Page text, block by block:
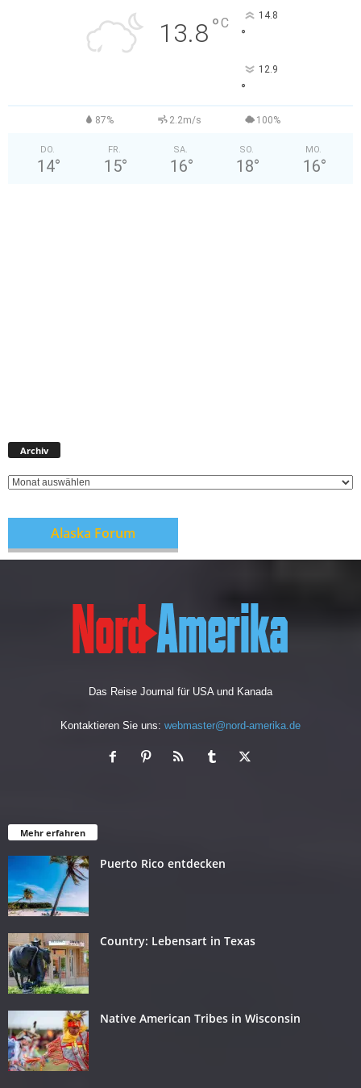
13.8°C 14.8
°
12.9
°
87% 2.2m/s 100%
DO.
14°
FR.
15°
SA.
16°
SO.
18°
MO.
16°
Archiv
Alaska Forum
Das Reise Journal für USA und Kanada
Kontaktieren Sie uns: webmaster@nord-amerika.de
Mehr erfahren
Puerto Rico entdecken
Country: Lebensart in Texas
Native American Tribes in Wisconsin